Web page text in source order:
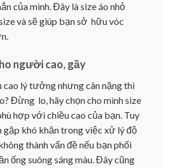
của mình. Đây là size áo nhỏ
và sẽ giúp bạn sở hữu vóc
người cao, gầy
cao lý tưởng nhưng cân nặng thì
Đừng lo, hãy chọn cho mình size
hợp với chiều cao của bạn. Tuy
gặp khó khăn trong việc xử lý độ
thành vấn đề nếu bạn phối
ống suông sáng màu. Đây cũng